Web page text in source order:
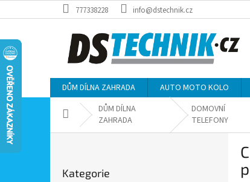
na
777338228 info@dstechnik.cz
DŮM DÍLNA ZAHRADA AUTO MOTO KOLO
Domů DŮM DÍLNA
ZAHRADA
DOMOVNÍ
TELEFONY
kategorie
Kategorie